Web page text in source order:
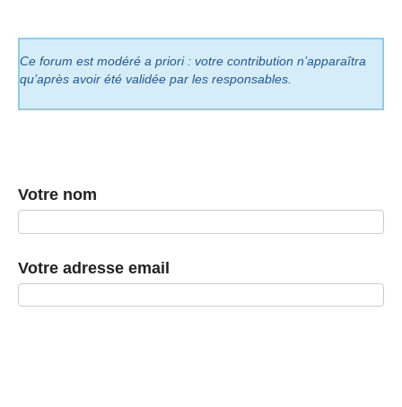
Ce forum est modéré a priori : votre contribution n’apparaîtra
qu’après avoir été validée par les responsables.
Votre nom
Votre adresse email